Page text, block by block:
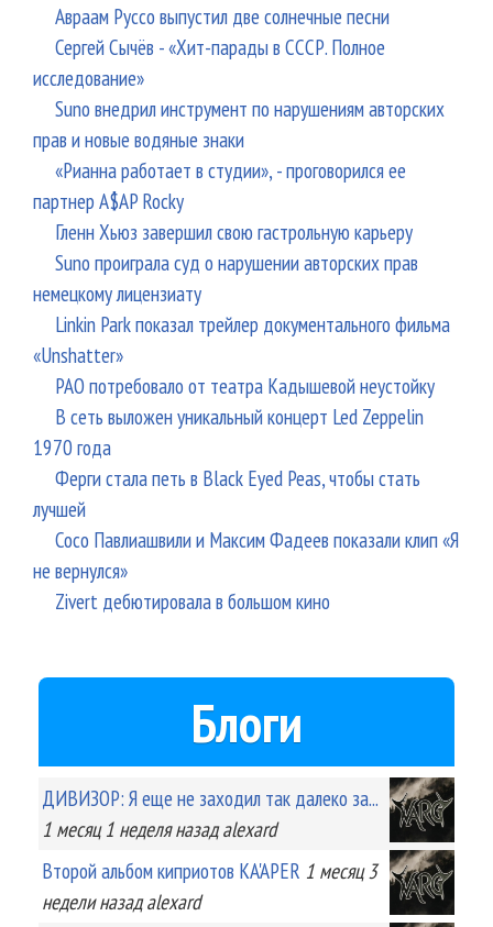
Авраам Руссо выпустил две солнечные песни
Сергей Сычёв - «Хит-парады в СССР. Полное
исследование»
Suno внедрил инструмент по нарушениям авторских
прав и новые водяные знаки
«Рианна работает в студии», - проговорился ее
партнер A$AP Rocky
Гленн Хьюз завершил свою гастрольную карьеру
Suno проиграла суд о нарушении авторских прав
немецкому лицензиату
Linkin Park показал трейлер документального фильма
«Unshatter»
РАО потребовало от театра Кадышевой неустойку
В сеть выложен уникальный концерт Led Zeppelin
1970 года
Ферги стала петь в Black Eyed Peas, чтобы стать
лучшей
Сосо Павлиашвили и Максим Фадеев показали клип «Я
не вернулся»
Zivert дебютировала в большом кино
Блоги
ДИВИЗОР: Я еще не заходил так далеко за...
1 месяц 1 неделяназад alexard
Второй альбом киприотов KA'APER 1 месяц 3
неделиназад alexard